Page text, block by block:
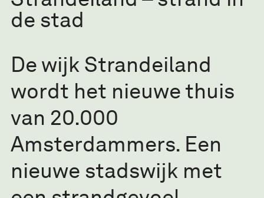
de stad
De wijk Strandeiland
wordt het nieuwe thuis
van 20.000
Amsterdammers. Een
nieuwe stadswijk met